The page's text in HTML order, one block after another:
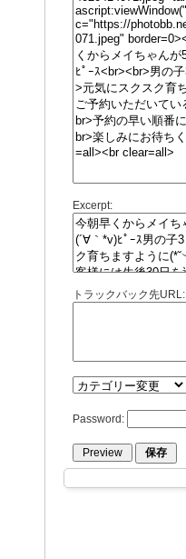
Excerpt:
トラックバック先URL:
Password: